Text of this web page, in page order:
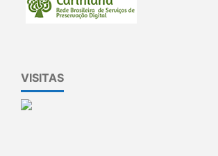
VISITAS